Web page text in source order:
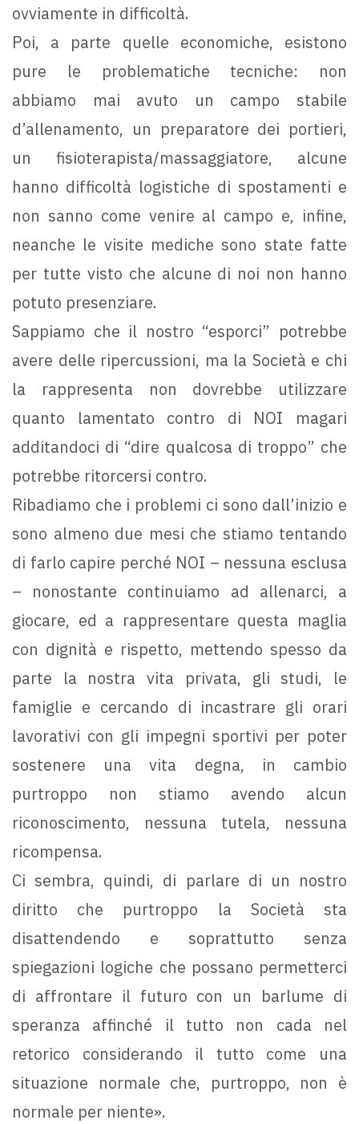
ovviamente in difficoltà.
Poi, a parte quelle economiche, esistono
pure le problematiche tecniche: non
abbiamo mai avuto un campo stabile
d’allenamento, un preparatore dei portieri,
un fisioterapista/massaggiatore, alcune
hanno difficoltà logistiche di spostamenti e
non sanno come venire al campo e, infine,
neanche le visite mediche sono state fatte
per tutte visto che alcune di noi non hanno
potuto presenziare.
Sappiamo che il nostro “esporci” potrebbe
avere delle ripercussioni, ma la Società e chi
la rappresenta non dovrebbe utilizzare
quanto lamentato contro di NOI magari
additandoci di “dire qualcosa di troppo” che
potrebbe ritorcersi contro.
Ribadiamo che i problemi ci sono dall’inizio e
sono almeno due mesi che stiamo tentando
di farlo capire perché NOI – nessuna esclusa
– nonostante continuiamo ad allenarci, a
giocare, ed a rappresentare questa maglia
con dignità e rispetto, mettendo spesso da
parte la nostra vita privata, gli studi, le
famiglie e cercando di incastrare gli orari
lavorativi con gli impegni sportivi per poter
sostenere una vita degna, in cambio
purtroppo non stiamo avendo alcun
riconoscimento, nessuna tutela, nessuna
ricompensa.
Ci sembra, quindi, di parlare di un nostro
diritto che purtroppo la Società sta
disattendendo e soprattutto senza
spiegazioni logiche che possano permetterci
di affrontare il futuro con un barlume di
speranza affinché il tutto non cada nel
retorico considerando il tutto come una
situazione normale che, purtroppo, non è
normale per niente».